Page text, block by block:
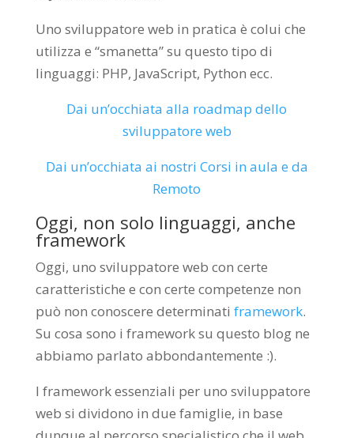
Uno sviluppatore web in pratica è colui che
utilizza e “smanetta” su questo tipo di
linguaggi: PHP, JavaScript, Python ecc.
Dai un’occhiata alla roadmap dello
sviluppatore web
Dai un’occhiata ai nostri Corsi in aula e da
Remoto
Oggi, non solo linguaggi, anche
framework
Oggi, uno sviluppatore web con certe
caratteristiche e con certe competenze non
può non conoscere determinati framework.
Su cosa sono i framework su questo blog ne
abbiamo parlato abbondantemente :).
I framework essenziali per uno sviluppatore
web si dividono in due famiglie, in base